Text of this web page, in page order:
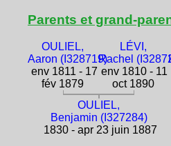
Parents et grand-
OULIEL,
Aaron (I328719)
env 1811 - 17
fév 1879
LÉVI,
Rachel
env 1810 - 11
oct 1890
OULIEL,
Benjamin (I327284)
1830 - apr 23 juin 1887